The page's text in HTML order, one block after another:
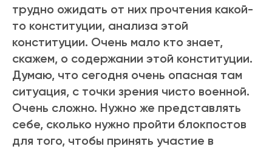
трудно ожидать от них прочтения какой-
то конституции, анализа этой
конституции. Очень мало кто знает,
скажем, о содержании этой конституции.
Думаю, что сегодня очень опасная там
ситуация, с точки зрения чисто военной.
Очень сложно. Нужно же представлять
себе, сколько нужно пройти блокпостов
для того, чтобы принять участие в